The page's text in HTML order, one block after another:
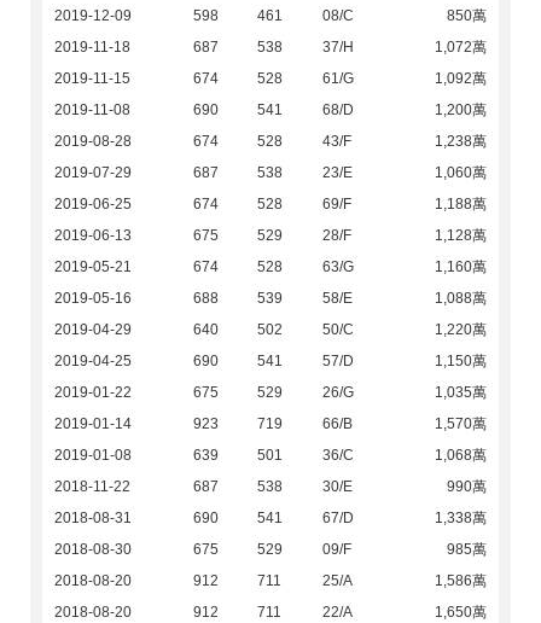
2019-12-09
598 461 08/C
850萬
2019-11-18
687 538 37/H
1,072萬
2019-11-15
674 528 61/G
1,092萬
2019-11-08
690 541 68/D
1,200萬
2019-08-28
674 528 43/F
1,238萬
2019-07-29
687 538 23/E
1,060萬
2019-06-25
674 528 69/F
1,188萬
2019-06-13
675 529 28/F
1,128萬
2019-05-21
674 528 63/G
1,160萬
2019-05-16
688 539 58/E
1,088萬
2019-04-29
640 502 50/C
1,220萬
2019-04-25
690 541 57/D
1,150萬
2019-01-22
675 529 26/G
1,035萬
2019-01-14
923 719 66/B
1,570萬
2019-01-08
639 501 36/C
1,068萬
2018-11-22
687 538 30/E
990萬
2018-08-31
690 541 67/D
1,338萬
2018-08-30
675 529 09/F
985萬
2018-08-20
912 711 25/A
1,586萬
2018-08-20
912 711 22/A
1,650萬